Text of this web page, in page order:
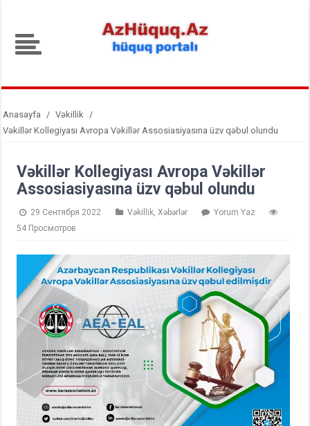
Anasayfa / Vəkillik
/
Vəkillər Kollegiyası Avropa Vəkillər Assosiasiyasına üzv qəbul olundu
Vəkillər Kollegiyası Avropa Vəkillər
Assosiasiyasına üzv qəbul olundu
29 Сентября 2022 Vəkillik ,Xəbərlər
Yorum Yaz
54 Просмотров